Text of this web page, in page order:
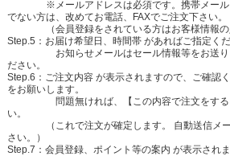
※メールアドレスは必須です。携帯メールも
でない方は、改めてお電話、FAXでご注文下さい。
（会員登録をされている方はお客様情報の入
Step.5：お届け希望日、時間帯 があればご指定くだ
お知らせメールはセール情報等をお送りし
ださい。
Step.6：ご注文内容 が表示されますので、ご確認
をお願いします。
問題無ければ、【この内容で注文をする】
い。
（これで注文が確定します。 自動送信メー
さい。）
Step.7：会員登録、ポイント等の案内 が表示され